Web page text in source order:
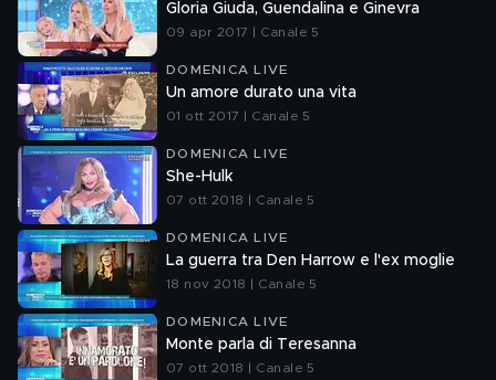
Gloria Giuda, Guendalina e Ginevra
09 apr 2017 | Canale 5
DOMENICA LIVE
Un amore durato una vita
01 ott 2017 | Canale 5
DOMENICA LIVE
She-Hulk
07 ott 2018 | Canale 5
DOMENICA LIVE
La guerra tra Den Harrow e l'ex moglie
18 nov 2018 | Canale 5
DOMENICA LIVE
Monte parla di Teresanna
07 ott 2018 | Canale 5